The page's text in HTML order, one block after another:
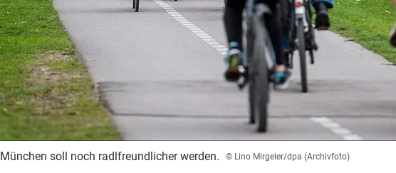
München soll noch radlfreundlicher werden. © Lino Mirgeler/dpa (Archivfoto)